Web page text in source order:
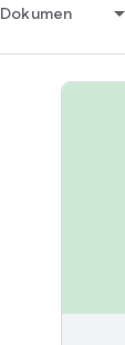
Dokumen